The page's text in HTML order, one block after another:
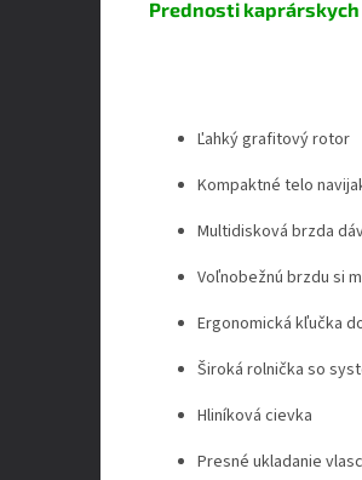
Prednosti kaprárskych
Ľahký grafitový rotor
Kompaktné telo
Multidisková brzda
Voľnobežnú brzdu si
Ergonomická kľučka
Široká rolnička so
Hliníková cievka
Presné ukladanie